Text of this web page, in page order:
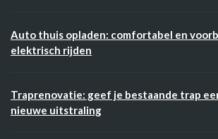
Auto thuis opladen: comfortabel en
elektrisch rijden
Traprenovatie: geef je bestaande trap
nieuwe uitstraling